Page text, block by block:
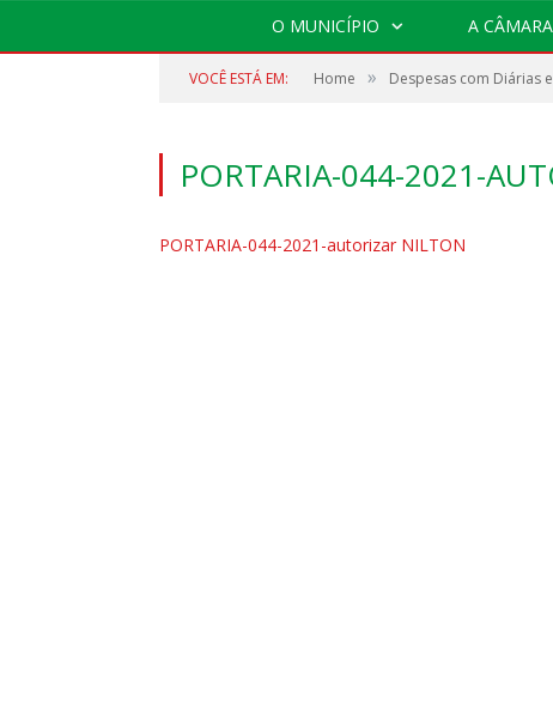
O MUNICÍPIO A CÂMARA
VOCÊ ESTÁ EM: Home » Despesas com Diárias
PORTARIA-044-2021-
PORTARIA-044-2021-autorizar NILTON